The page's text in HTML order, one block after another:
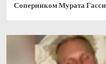
Соперником Мурата